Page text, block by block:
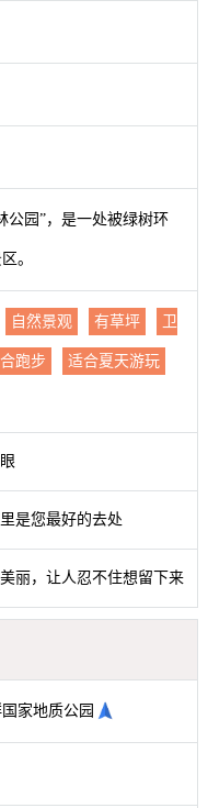
公园”，是一处被绿树环
。
自然景观 有草坪 卫
跑步 适合夏天游玩
是您最好的去处
丽，让人忍不住想留下来
家地质公园